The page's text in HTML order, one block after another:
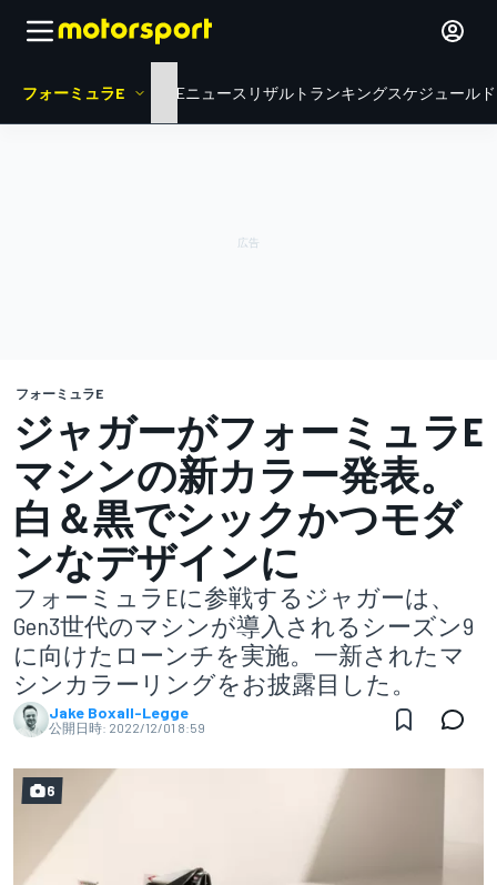
フォーミュラE HOMEニュース リザルト ランキングスケジュール
フォーミュラE
ジャガーがフォーミュラE
マシンの新カラー発表。
白＆黒でシックかつモダ
ンなデザインに
フォーミュラEに参戦するジャガーは、
Gen3世代のマシンが導入されるシーズン9
に向けたローンチを実施。一新されたマ
シンカラーリングをお披露目した。
Jake Boxall-Legge
公開日時: 2022/12/01 8:59
6